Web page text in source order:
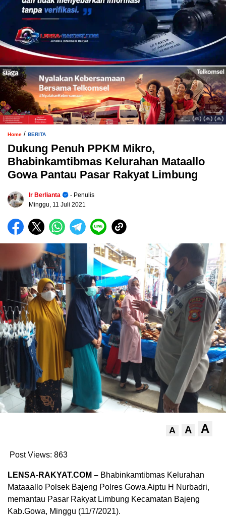
Home / BERITA
Dukung Penuh PPKM Mikro,
Bhabinkamtibmas Kelurahan Mataallo
Gowa Pantau Pasar Rakyat Limbung
Ir Berlianta
- Penulis
Minggu, 11 Juli 2021
A A A
Post Views: 863
LENSA-RAKYAT.COM – Bhabinkamtibmas Kelurahan
Mataaallo Polsek Bajeng Polres Gowa Aiptu H Nurbadri,
memantau Pasar Rakyat Limbung Kecamatan Bajeng
Kab.Gowa, Minggu (11/7/2021).